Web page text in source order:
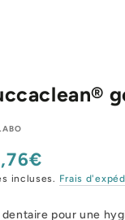
incluses. Frais
dentaire pour une